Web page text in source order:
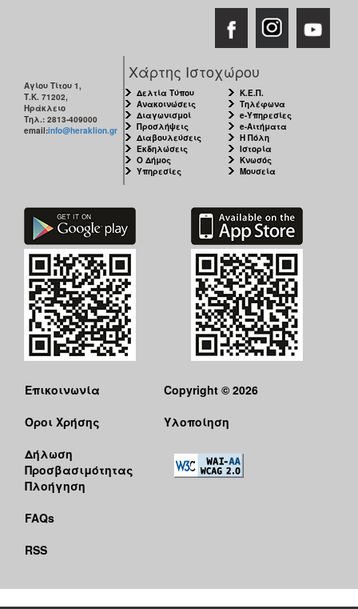
Αγίου Τίτου 1,
Τ.Κ. 71202,
Ηράκλειο
Τηλ.: 2813-409000
email:info@heraklion.gr
Χάρτης Ιστοχώρου
Δελτία Τύπου
Ανακοινώσεις
Διαγωνισμοί
Προσλήψεις
Διαβουλεύσεις
Εκδηλώσεις
Ο Δήμος
Υπηρεσίες
Κ.Ε.Π.
Τηλέφωνα
e-Υπηρεσίες
e-Αιτήματα
Η Πόλη
Ιστορία
Κνωσός
Μουσεία
Επικοινωνία
Όροι Χρήσης
Δήλωση
Προσβασιμότητας
Πλοήγηση
FAQs
RSS
Copyright © 2026
Υλοποίηση